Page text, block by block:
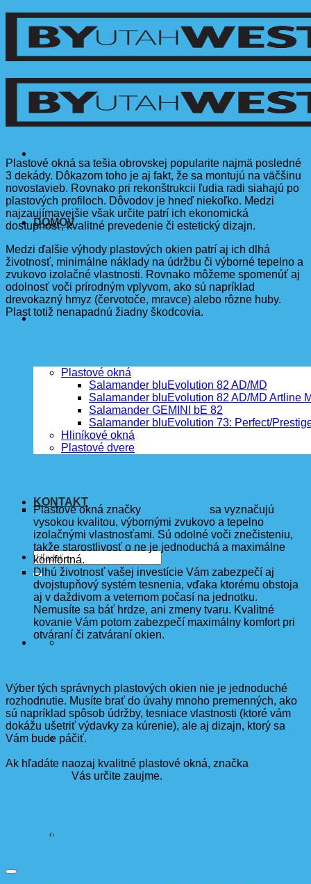
Skip
content
DOMOV
PRODUKTY
Plastové okná
Salamander bluEvolution 82 AD/MD
Salamander bluEvolution 82 AD/MD Artline
Salamander GEMINI bE 82
Salamander bluEvolution 73: Perfect/
Hliníkové okná
Plastové dvere
KONTAKT
Plastové okná a profily
Plastové okná sa tešia obrovskej popularite najmä posledné
3 dekády. Dôkazom toho je aj fakt, že sa montujú na väčšinu
novostavieb. Rovnako pri rekonštrukcii ľudia radi siahajú po
plastových profiloch. Dôvodov je hneď niekoľko. Medzi
najzaujímavejšie však určite patrí ich ekonomická
dostupnosť, kvalitné prevedenie či estetický dizajn.
Medzi ďalšie výhody plastových okien patrí aj ich dlhá
životnosť, minimálne náklady na údržbu či výborné tepelno a
zvukovo izolačné vlastnosti. Rovnako môžeme spomenúť aj
odolnosť voči prírodným vplyvom, ako sú napríklad
drevokazný hmyz (červotoče, mravce) alebo rôzne huby.
Plast totiž nenapadnú žiadny škodcovia.
Plastové okná značky
sa vyznačujú
vysokou kvalitou, výbornými zvukovo a tepelno
izolačnými vlastnosťami. Sú odolné voči znečisteniu,
takže starostlivosť o ne je jednoduchá a maximálne
komfortná.
Dlhú životnosť vašej investície Vám zabezpečí aj
dvojstupňový systém tesnenia, vďaka ktorému obstoja
aj v daždivom a veternom počasí na jednotku.
Nemusíte sa báť hrdze, ani zmeny tvaru. Kvalitné
kovanie Vám potom zabezpečí maximálny komfort pri
otváraní či zatváraní okien.
Výber tých správnych plastových okien nie je jednoduché
rozhodnutie. Musíte brať do úvahy mnoho premenných, ako
sú napríklad spôsob údržby, tesniace vlastnosti (ktoré vám
dokážu ušetriť výdavky za kúrenie), ale aj dizajn, ktorý sa
Vám bude páčiť.
Ak hľadáte naozaj kvalitné plastové okná, značka
Vás určite zaujme.
Výhody plastových okien Salamander